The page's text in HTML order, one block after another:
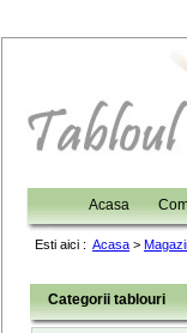
Acasa
Esti aici : Acasa >
Categorii tablouri